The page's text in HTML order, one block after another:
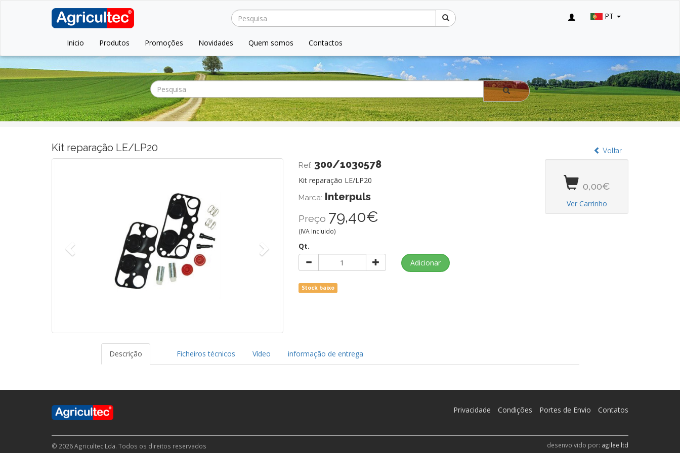
PT
Inicio Produtos Promoções Novidades Quem somos Contactos
Kit reparação LE/LP20 Voltar
Seguinte
Ref. 300/1030578
Kit reparação LE/LP20
Marca: Interpuls
Preço 79,40€
(IVA Incluido)
Qt.
Stock baixo
0,00€
Ver Carrinho
Descrição Ficheiros técnicos Vídeo informação de entrega
Privacidade Condições Portes de Envio Contatos
© 2026 Agricultec Lda. Todos os direitos reservados desenvolvido por: agilee ltd